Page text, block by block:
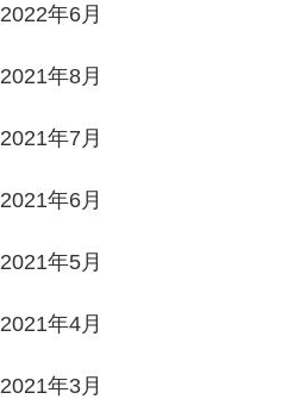
2022年6月
2021年8月
2021年7月
2021年6月
2021年5月
2021年4月
2021年3月